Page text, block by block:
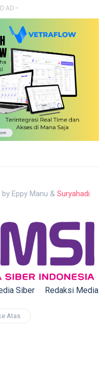
AD -
Eppy Manu & Suryahadi.
Siber Redaksi Media
Atas